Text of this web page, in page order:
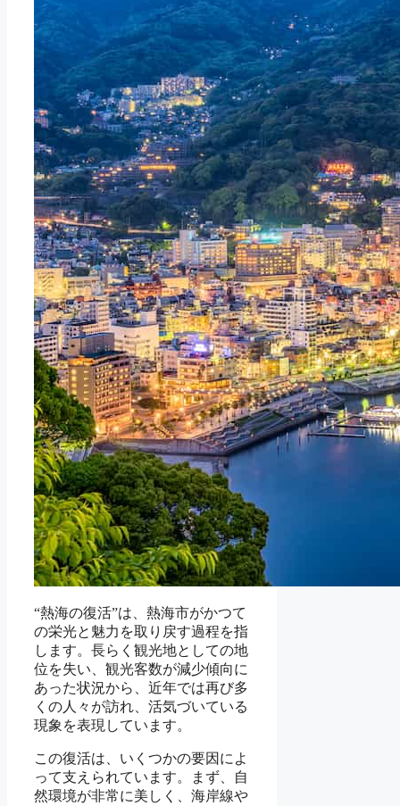
“熱海の復活”は、熱海市がかつて
の栄光と魅力を取り戻す過程を指
します。長らく観光地としての地
位を失い、観光客数が減少傾向に
あった状況から、近年では再び多
くの人々が訪れ、活気づいている
現象を表現しています。
この復活は、いくつかの要因によ
って支えられています。まず、自
然環境が非常に美しく、海岸線や